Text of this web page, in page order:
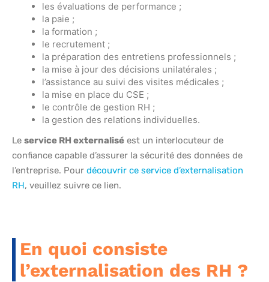
les évaluations de performance ;
la paie ;
la formation ;
le recrutement ;
la préparation des entretiens professionnels ;
la mise à jour des décisions unilatérales ;
l’assistance au suivi des visites médicales ;
la mise en place du CSE ;
le contrôle de gestion RH ;
la gestion des relations individuelles.
Le service RH externalisé est un interlocuteur de
confiance capable d’assurer la sécurité des données de
l’entreprise. Pour découvrir ce service d’externalisation
RH, veuillez suivre ce lien.
En quoi consiste
l’externalisation des RH ?